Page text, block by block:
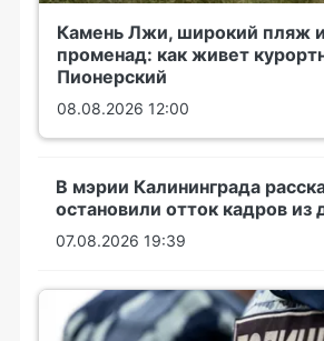
Камень Лжи, широкий пляж
променад: как живет
Пионерский
08.08.2026 12:00
В мэрии Калининграда
остановили отток кадров из
07.08.2026 19:39